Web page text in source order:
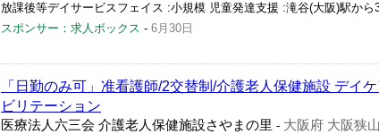
放課後等デイサービスフェイス :小規模 児童発達支援 :滝谷(大阪)駅から
スポンサー：求人ボックス - 6月30日
「日勤のみ可」准看護師/2交替制/介護老人保健施設 デイ
ビリテーション
医療法人六三会 介護老人保健施設さやまの里 - 大阪府 大阪狭